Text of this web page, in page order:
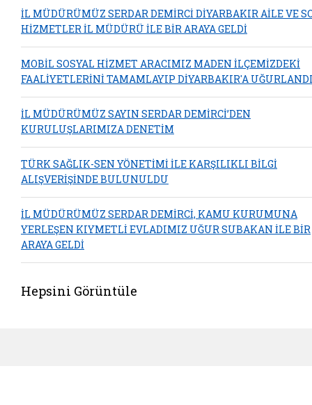
İL MÜDÜRÜMÜZ SERDAR DEMİRCİ DİYARBAKIR AİLE VE
HİZMETLER İL MÜDÜRÜ İLE BİR ARAYA GELDİ
MOBİL SOSYAL HİZMET ARACIMIZ MADEN İLÇEMİZDEKİ
FAALİYETLERİNİ TAMAMLAYIP DİYARBAKIR'A
İL MÜDÜRÜMÜZ SAYIN SERDAR DEMİRCİ’DEN
KURULUŞLARIMIZA DENETİM
TÜRK SAĞLIK-SEN YÖNETİMİ İLE KARŞILIKLI BİLGİ
ALIŞVERİŞİNDE BULUNULDU
İL MÜDÜRÜMÜZ SERDAR DEMİRCİ, KAMU KURUMUNA
YERLEŞEN KIYMETLİ EVLADIMIZ UĞUR SUBAKAN İLE BİR
ARAYA GELDİ
Hepsini Görüntüle